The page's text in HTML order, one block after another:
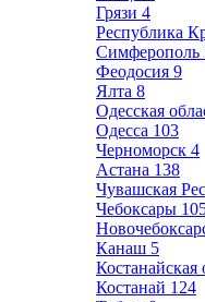
Грязи 4
Республика
Симферополь
Феодосия 9
Ялта 8
Одесская
Одесса 103
Черноморск 4
Астана 138
Чувашская
Чебоксары
Канаш 5
Костанайская
Костанай 124